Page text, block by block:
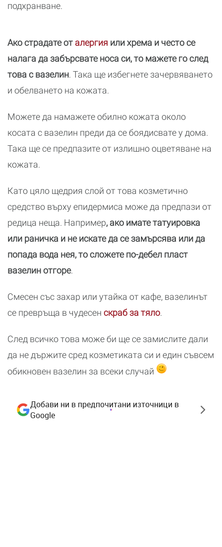
подхранване.
Ако страдате от алергия или хрема и често се
налага да забърсвате носа си, то мажете го след
това с вазелин. Така ще избегнете зачервяването
и обелването на кожата.
Можете да намажете обилно кожата около
косата с вазелин преди да се боядисвате у дома.
Така ще се предпазите от излишно оцветяване на
кожата.
Като цяло щедрия слой от това козметично
средство върху епидермиса може да предпази от
редица неща. Например, ако имате татуировка
или раничка и не искате да се замърсява или да
попада вода нея, то сложете по-дебел пласт
вазелин отгоре.
Смесен със захар или утайка от кафе, вазелинът
се превръща в чудесен скраб за тяло.
След всичко това може би ще се замислите дали
да не държите сред козметиката си и един съвсем
обикновен вазелин за всеки случай
Добави ни в предпочитани източници в
Google